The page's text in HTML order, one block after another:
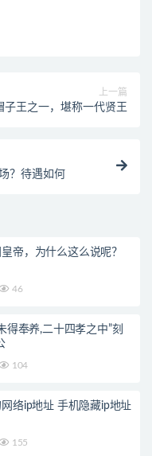
上一篇
子王之一，堪称一代贤王
？待遇如何
帝，为什么这么说呢？
46
得奉养,二十四孝之中”刻
104
络ip地址 手机隐藏ip地址
155